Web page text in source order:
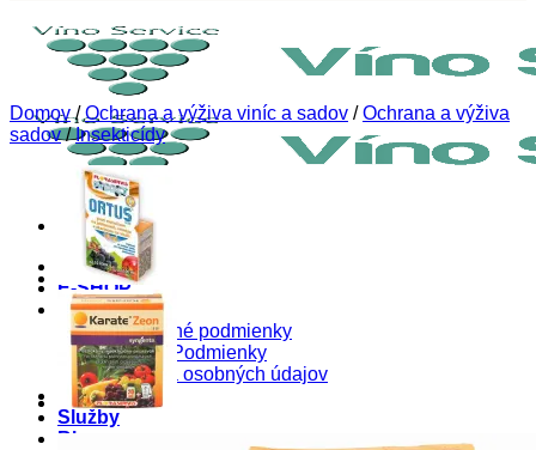
Domov
E-SHOP
O nás
Obchodné podmienky
Pravné Podmienky
Ochrana osobných údajov
Produkty
Služby
Blog
Domov / Ochrana a výživa viníc a sadov / Ochrana a výživa
sadov / Insekticídy